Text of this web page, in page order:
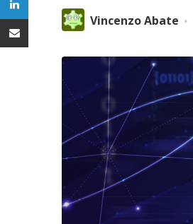
Vincenzo Abate
Condividi via email